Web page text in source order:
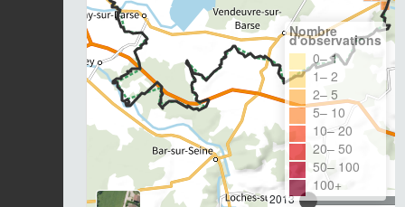
2013
Nombre
d'observations
0– 1
1– 2
2– 5
5– 10
10– 20
20– 50
50– 100
100+